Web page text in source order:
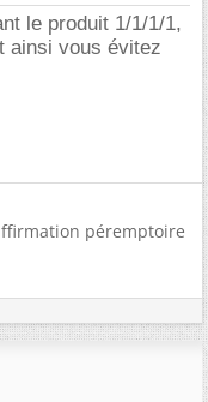
le produit 1/1/1/1,
ainsi vous évitez
péremptoire